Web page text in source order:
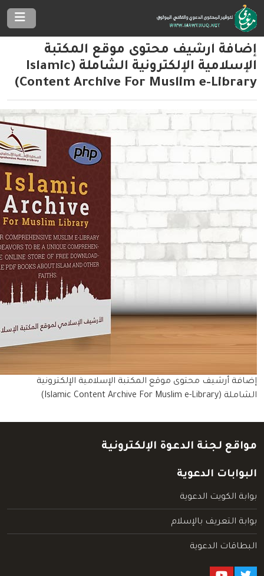
إضافة أرشيف محتوى موقع المكتبة
الإسلامية الإلكترونية الشاملة (Islamic
Content Archive For Muslim e-Library)
إضافة أرشيف محتوى موقع المكتبة الإسلامية الإلكترونية
الشاملة (Islamic Content Archive For Muslim e-Library)
مواقع لجنة الدعوة الإلكترونية
البوابات الدعوية
بوابة الكويت الدعوية
بوابة التعريف بالإسلام
البطاقات الدعوية